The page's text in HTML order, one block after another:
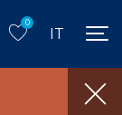
0
IT